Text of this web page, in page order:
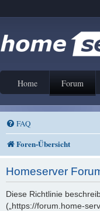
Home Forum
FAQ
Foren-Übersicht
Homeserver
Diese Richtlinie
(„https://forum.home-